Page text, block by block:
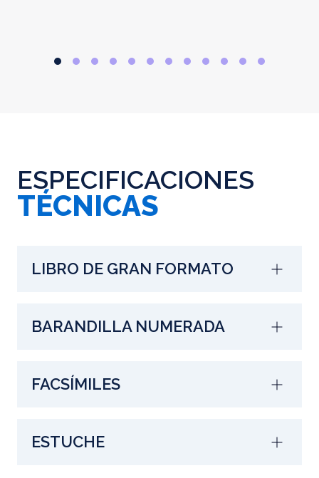
ESPECIFICACIONES
TÉCNICAS
LIBRO DE GRAN FORMATO
BARANDILLA NUMERADA
FACSÍMILES
ESTUCHE